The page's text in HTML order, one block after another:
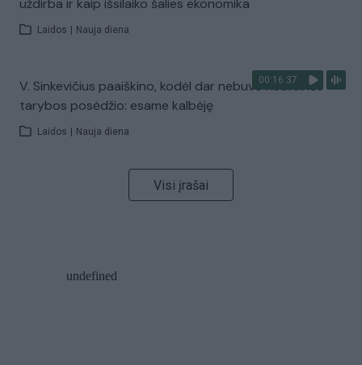
uždirba ir kaip išsilaiko šalies ekonomika
Laidos Nauja diena
00:16:37
V. Sinkevičius paaiškino, kodėl dar nebuvo Koalicinės
tarybos posėdžio: esame kalbėję
Laidos Nauja diena
Visi įrašai